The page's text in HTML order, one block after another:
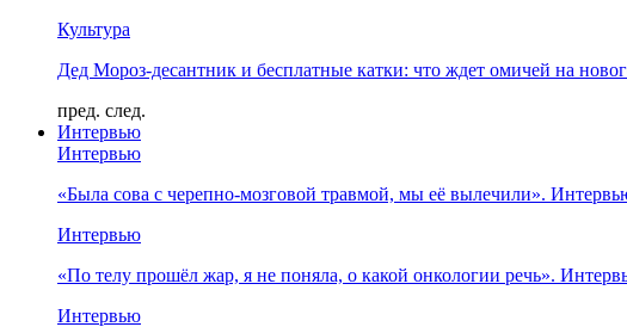
Культура
Дед Мороз-десантник и бесплатные катки: что ждет омичей на
пред. след.
Интервью
Интервью
«Была сова с черепно-мозговой травмой, мы её вылечили».
Интервью
«По телу прошёл жар, я не поняла, о какой онкологии речь».
Интервью